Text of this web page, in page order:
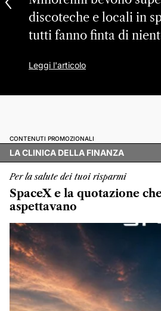
discoteche e locali in
tutti fanno finta di
Leggi l'articolo
CONTENUTI PROMOZIONALI
LA CLINICA DELLA FINANZA
Per la salute dei tuoi risparmi
SpaceX e la quotazione
aspettavano